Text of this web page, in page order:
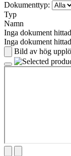
Dokumenttyp:
Typ
Namn
Inga dokument
Inga dokument
Bild av hög